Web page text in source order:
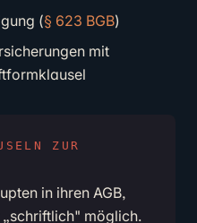
(§ 623 BGB)
mit
ZUR
in ihren AGB,
möglich.